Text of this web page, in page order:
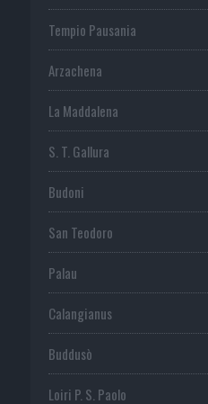
Tempio Pausania
Arzachena
La Maddalena
S. T. Gallura
Budoni
San Teodoro
Palau
Calangianus
Buddusò
Loiri P. S. Paolo